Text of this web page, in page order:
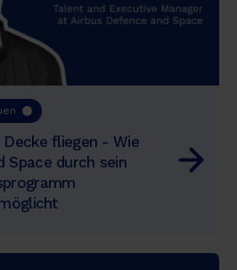
fliegen - Wie
Space durch sein